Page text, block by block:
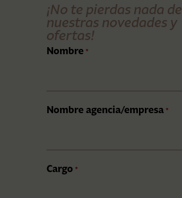
¡No te pierdas nada de
nuestras novedades y
ofertas!
Nombre *
Nombre agencia/empresa *
Cargo *